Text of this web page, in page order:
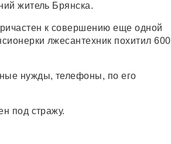
житель Брянска.
к совершению еще одной
лжесантехник похитил 600
нужды, телефоны, по его
под стражу.